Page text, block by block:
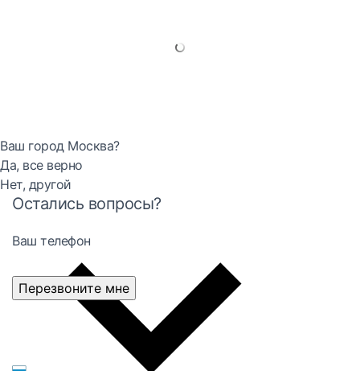
Ваш город Москва?
Да, все верно
Нет, другой
Остались вопросы?
Ваш телефон
Перезвоните мне